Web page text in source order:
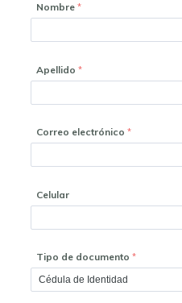
Nombre
Apellido
Correo electrónico
Celular
Tipo de documento